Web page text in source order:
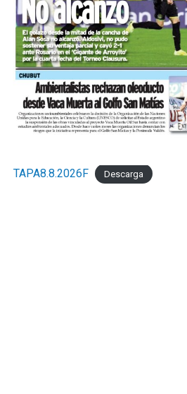
TAPA8.8.2026F Descarga